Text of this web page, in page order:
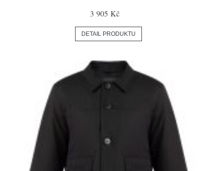
3 905 Kč
DETAIL PRODUKTU